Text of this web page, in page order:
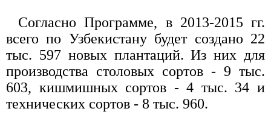
Согласно Программе, в 2013-2015 гг.
всего по Узбекистану будет создано 22
тыс. 597 новых плантаций. Из них для
производства столовых сортов - 9 тыс.
603, кишмишных сортов - 4 тыс. 34 и
технических сортов - 8 тыс. 960.